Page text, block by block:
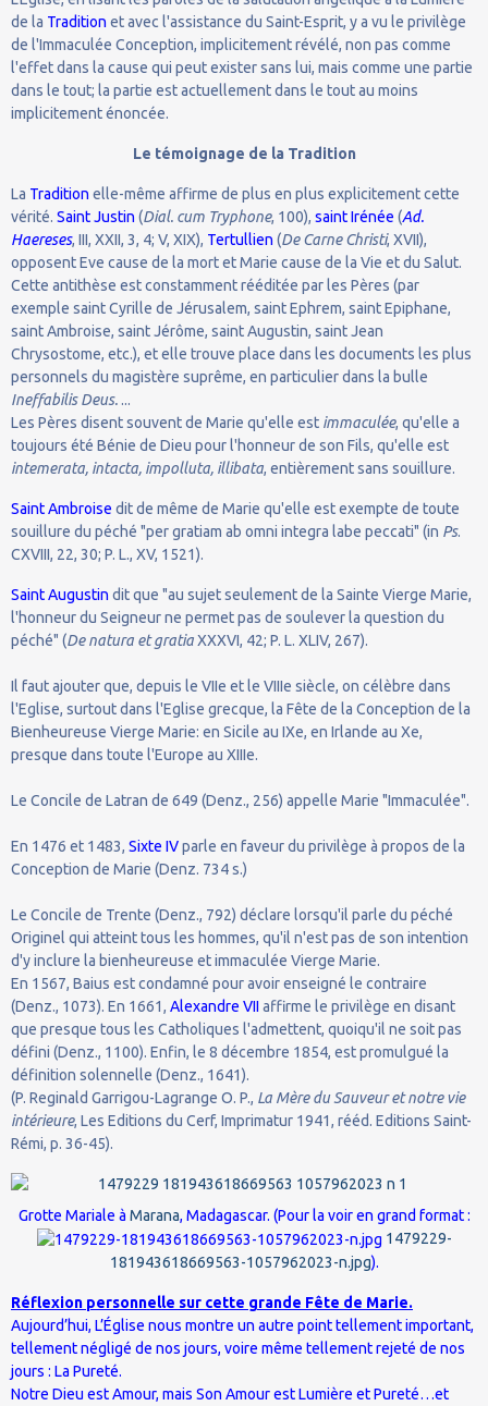
de la Tradition et avec l'assistance du Saint-Esprit, y a vu le privilège
de l'Immaculée Conception, implicitement révélé, non pas comme
l'effet dans la cause qui peut exister sans lui, mais comme une partie
dans le tout; la partie est actuellement dans le tout au moins
implicitement énoncée.
Le témoignage de la Tradition
La Tradition elle-même affirme de plus en plus explicitement cette
vérité. Saint Justin (Dial. cum Tryphone, 100), saint Irénée (Ad.
Haereses, III, XXII, 3, 4; V, XIX), Tertullien (De Carne Christi, XVII),
opposent Eve cause de la mort et Marie cause de la Vie et du Salut.
Cette antithèse est constamment rééditée par les Pères (par
exemple saint Cyrille de Jérusalem, saint Ephrem, saint Epiphane,
saint Ambroise, saint Jérôme, saint Augustin, saint Jean
Chrysostome, etc.), et elle trouve place dans les documents les plus
personnels du magistère suprême, en particulier dans la bulle
Ineffabilis Deus. ...
Les Pères disent souvent de Marie qu'elle est immaculée, qu'elle a
toujours été Bénie de Dieu pour l'honneur de son Fils, qu'elle est
intemerata, intacta, impolluta, illibata, entièrement sans souillure.
Saint Ambroise dit de même de Marie qu'elle est exempte de toute
souillure du péché "per gratiam ab omni integra labe peccati" (in Ps.
CXVIII, 22, 30; P. L., XV, 1521).
Saint Augustin dit que "au sujet seulement de la Sainte Vierge Marie,
l'honneur du Seigneur ne permet pas de soulever la question du
péché" (De natura et gratiaXXXVI, 42; P. L. XLIV, 267).
Il faut ajouter que, depuis le VIIe et le VIIIe siècle, on célèbre dans
l'Eglise, surtout dans l'Eglise grecque, la Fête de la Conception de la
Bienheureuse Vierge Marie: en Sicile au IXe, en Irlande au Xe,
presque dans toute l'Europe au XIIIe.
Le Concile de Latran de 649 (Denz., 256) appelle Marie "Immaculée".
En 1476 et 1483, Sixte IVparle en faveur du privilège à propos de la
Conception de Marie (Denz. 734 s.)
Le Concile de Trente (Denz., 792) déclare lorsqu'il parle du péché
Originel qui atteint tous les hommes, qu'il n'est pas de son intention
d'y inclure la bienheureuse et immaculée Vierge Marie.
En 1567, Baius est condamné pour avoir enseigné le contraire
(Denz., 1073). En 1661, Alexandre VIIaffirme le privilège en disant
que presque tous les Catholiques l'admettent, quoiqu'il ne soit pas
défini (Denz., 1100). Enfin, le 8 décembre 1854, est promulgué la
définition solennelle (Denz., 1641).
(P. Reginald Garrigou-Lagrange O. P., La Mère du Sauveur et notre vie
intérieure, Les Editions du Cerf, Imprimatur 1941, rééd. Editions Saint-
Rémi, p. 36-45).
Grotte Mariale à Marana, Madagascar. (Pour la voir en grand format :
1479229-
181943618669563-1057962023-n.jpg).
Réflexion personnelle sur cette grande Fête de Marie.
Aujourd’hui, L’Église nous montre un autre point tellement important,
tellement négligé de nos jours, voire même tellement rejeté de nos
jours : La Pureté.
Notre Dieu est Amour, mais Son Amour est Lumière et Pureté…et